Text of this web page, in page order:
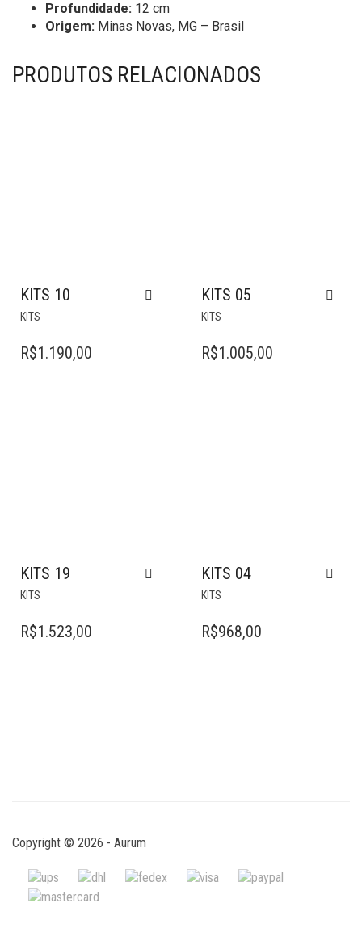
Profundidade: 12 cm
Origem: Minas Novas, MG – Brasil
PRODUTOS RELACIONADOS
KITS 10
KITS
R$1.190,00
KITS 05
KITS
R$1.005,00
KITS 19
KITS
R$1.523,00
KITS 04
KITS
R$968,00
Copyright © 2026 - Aurum